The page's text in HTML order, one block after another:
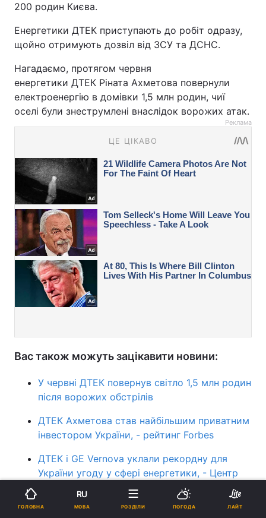
200 родин Києва.
Енергетики ДТЕК приступають до робіт одразу,
щойно отримують дозвіл від ЗСУ та ДСНС.
Нагадаємо, протягом червня
енергетики ДТЕК Ріната Ахметова повернули
електроенергію в домівки 1,5 млн родин, чиї
оселі були знеструмлені внаслідок ворожих атак.
Реклама
Вас також можуть зацікавити новини:
У червні ДТЕК повернув світло 1,5 млн родин
після ворожих обстрілів
ДТЕК Ахметова став найбільшим приватним
інвестором України, - рейтинг Forbes
ДТЕК і GE Vernova уклали рекордну для
України угоду у сфері енергетики, - Центр
економічного відновлення
ГОЛОВНА
RU
МОВА РОЗДІЛИ ПОГОДА ЛАЙТ